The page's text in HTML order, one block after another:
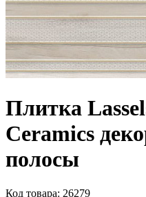
Плитка
Ceramics
полосы
Код товара: 26279